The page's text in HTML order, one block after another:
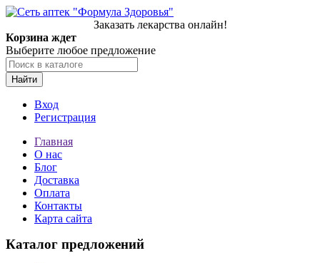
Заказать лекарства онлайн!
Корзина ждет
Выберите любое предложение
Найти
Вход
Регистрация
Главная
О нас
Блог
Доставка
Оплата
Контакты
Карта сайта
Каталог предложений